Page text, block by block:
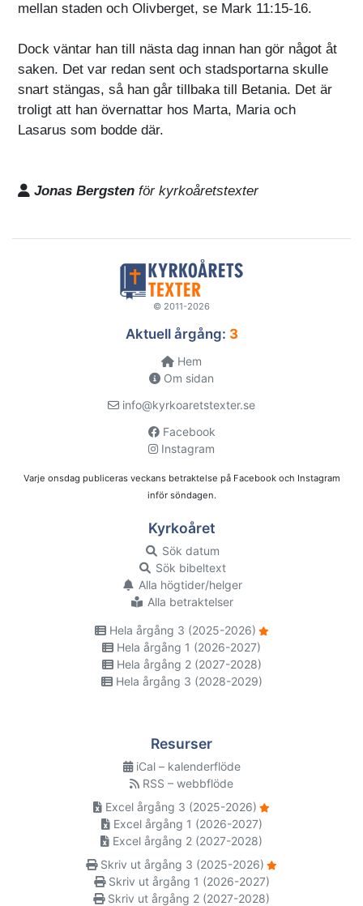
mellan staden och Olivberget, se Mark 11:15-16.
Dock väntar han till nästa dag innan han gör något åt
saken. Det var redan sent och stadsportarna skulle
snart stängas, så han går tillbaka till Betania. Det är
troligt att han övernattar hos Marta, Maria och
Lasarus som bodde där.
Jonas Bergsten för kyrkoåretstexter
© 2011-2026
Aktuell årgång: 3
Hem
Om sidan
info@kyrkoaretstexter.se
Facebook
Instagram
Varje onsdag publiceras veckans betraktelse på Facebook och Instagram
inför söndagen.
Kyrkoåret
Sök datum
Sök bibeltext
Alla högtider/helger
Alla betraktelser
Hela årgång 3 (2025-2026)
Hela årgång 1 (2026-2027)
Hela årgång 2 (2027-2028)
Hela årgång 3 (2028-2029)
Resurser
iCal – kalenderflöde
RSS – webbflöde
Excel årgång 3 (2025-2026)
Excel årgång 1 (2026-2027)
Excel årgång 2 (2027-2028)
Skriv ut årgång 3 (2025-2026)
Skriv ut årgång 1 (2026-2027)
Skriv ut årgång 2 (2027-2028)